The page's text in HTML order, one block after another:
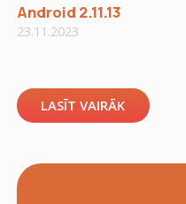
Android 2.11.13
23.11.2023
LASĪT VAIRĀK